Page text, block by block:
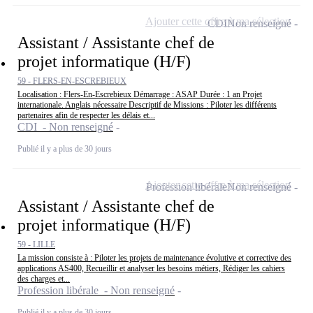
Assistant / Assistante chef de
projet informatique (H/F)
59 - FLERS-EN-ESCREBIEUX
Localisation : Flers-En-Escrebieux Démarrage : ASAP Durée : 1 an Projet
internationale. Anglais nécessaire Descriptif de Missions : Piloter les différents
partenaires afin de respecter les délais et...
CDI - Non renseigné
Publié il y a plus de 30 jours
CDINon renseigné
Ajouter cette offre à ma sélection
Assistant / Assistante chef de
projet informatique (H/F)
59 - LILLE
La mission consiste à : Piloter les projets de maintenance évolutive et corrective des
applications AS400, Recueillir et analyser les besoins métiers, Rédiger les cahiers
des charges et...
Profession libérale - Non renseigné
Profession libéraleNon renseigné
Ajouter cette offre à ma sélection